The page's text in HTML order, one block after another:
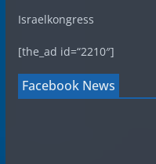
Israelkongress
[the_ad id=“2210″]
Facebook News